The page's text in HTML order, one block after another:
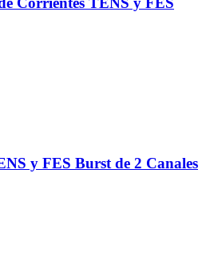
y FES Burst de 2 Canales